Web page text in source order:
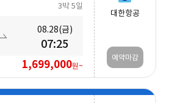
3박 5일
08.28(금)
07:25
1,699,000원~
대한항공
예약마감